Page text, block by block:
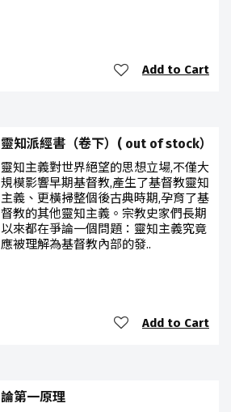
Add to Cart
靈知派經書（卷下）( out of stock）
靈知主義對世界絕望的思想立場,不僅大
規模影響早期基督教,產生了基督教靈知
主義、更橫掃整個後古典時期,孕育了基
督教的其他靈知主義。宗教史家們長期
以來都在爭論一個問題：靈知主義究竟
應被理解為基督教內部的發..
Add to Cart
論第一原理